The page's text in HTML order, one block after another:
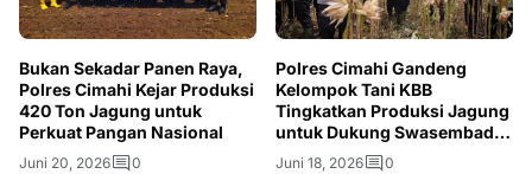
Bukan Sekadar Panen Raya,
Polres Cimahi Kejar Produksi
420 Ton Jagung untuk
Perkuat Pangan Nasional
Juni 20, 2026 0
Polres Cimahi Gandeng
Kelompok Tani KBB
Tingkatkan Produksi Jagung
untuk Dukung Swasembada
Pangan
Juni 18, 2026 0